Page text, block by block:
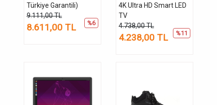
Türkiye Garantili)
9.111,00 TL
%6
8.611,00 TL
4K Ultra HD Smart LED
TV
4.738,00 TL
%11
4.238,00 TL